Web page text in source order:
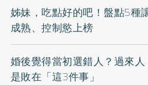
姊妹，吃點好的吧！盤點5種
成熟、控制慾上榜
婚後覺得當初選錯人？過來
是敗在「這3件事」